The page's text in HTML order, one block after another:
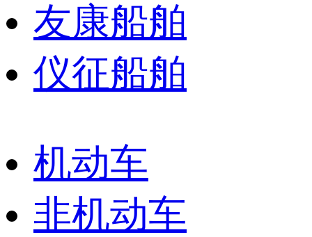
友康船舶
仪征船舶
机动车
非机动车